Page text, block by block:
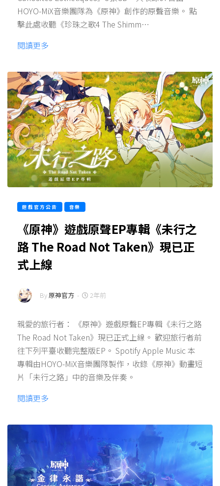
HOYO-MiX音樂團隊為《原神》創作的原聲音樂。 點
擊此處收聽《珍珠之歌4 The Shimm…
閱讀更多
遊戲官方公告 音樂
《原神》遊戲原聲EP專輯《未行之
路 The Road Not Taken》現已正
式上線
By原神官方 - 2年前
親愛的旅行者： 《原神》遊戲原聲EP專輯《未行之路
The Road Not Taken》現已正式上線。 歡迎旅行者前
往下列平臺收聽完整版EP。 Spotify Apple Music 本
專輯由HOYO-MiX音樂團隊製作，收錄《原神》動畫短
片「未行之路」中的音樂及伴奏。
閱讀更多